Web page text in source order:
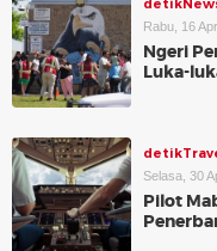
Rabu, 16
Ngeri
Luka-
Selasa, 30
Pilot